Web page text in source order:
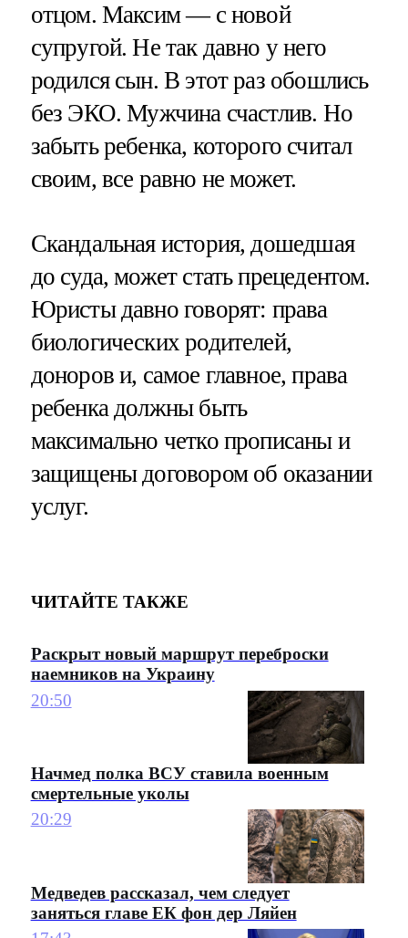
отцом. Максим — с новой
супругой. Не так давно у него
родился сын. В этот раз обошлись
без ЭКО. Мужчина счастлив. Но
забыть ребенка, которого считал
своим, все равно не может.
Скандальная история, дошедшая
до суда, может стать прецедентом.
Юристы давно говорят: права
биологических родителей,
доноров и, самое главное, права
ребенка должны быть
максимально четко прописаны и
защищены договором об оказании
услуг.
ЧИТАЙТЕ ТАКЖЕ
Раскрыт новый маршрут переброски
наемников на Украину
20:50
Начмед полка ВСУ ставила военным
смертельные уколы
20:29
Медведев рассказал, чем следует
заняться главе ЕК фон дер Ляйен